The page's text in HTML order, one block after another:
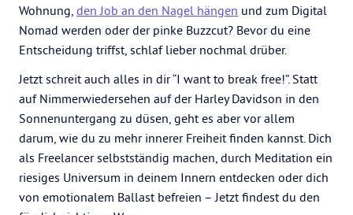
Wohnung, den Job an den Nagel hängen und zum Digital
Nomad werden oder der pinke Buzzcut? Bevor du eine
Entscheidung triffst, schlaf lieber nochmal drüber.
Jetzt schreit auch alles in dir “I want to break free!”. Statt
auf Nimmerwiedersehen auf der Harley Davidson in den
Sonnenuntergang zu düsen, geht es aber vor allem
darum, wie du zu mehr innerer Freiheit finden kannst. Dich
als Freelancer selbstständig machen, durch Meditation ein
riesiges Universum in deinem Innern entdecken oder dich
von emotionalem Ballast befreien – Jetzt findest du den